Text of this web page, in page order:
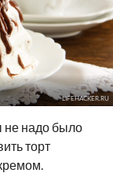
LIFEHACKER.RU
не надо было
торт